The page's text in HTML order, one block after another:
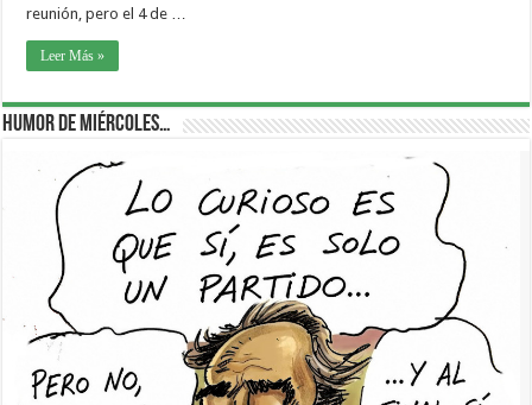
reunión, pero el 4 de …
Leer Más »
Humor de Miércoles…